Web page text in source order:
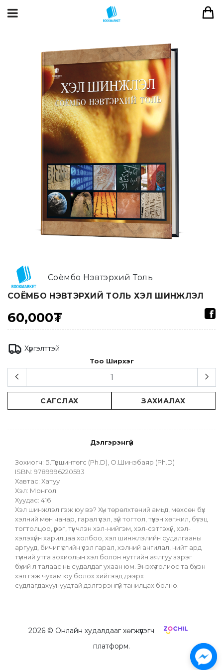
Соёмбо Нэвтэрхий Толь
СОЁМБО НЭВТЭРХИЙ ТОЛЬ ХЭЛ ШИНЖЛЭЛ
60,000₮
Хүргэлттэй
Тоо Ширхэг
САГСЛАХ ЗАХИАЛАХ
Дэлгэрэнгүй
Зохиогч: Б.Түвшинтөгс (Ph.D), О.Шинэбаяр (Ph.D)
ISBN: 9789996220593
Хавтас: Хатуу
Хэл: Монгол
Хуудас: 416
Хэл шинжлэл гэж юу вэ? Хүн төрөлхтөний амьд, мөхсөн бүх
хэлний мөн чанар, гарал үүсэл, зүй тогтол, түүхэн хөгжил, бүтэц
тогтолцоо, үүрэг, түүнчлэн хэл-нийгэм, хэл-сэтгэхүй, хэл-
хэлэхүйн харилцаа холбоо, хэл шинжлэлийн судалгааны
аргууд, бичиг үсгийн үүсэл гарал, хэлний ангилал, нийт ард
түмний утга зохиолын хэл болон нутгийн аялгуу зэрэг
бүхий л талаас нь судалдаг ухаан юм. Энэхүү толиос та бүхэн
хэл гэж чухам юу болох хийгээд дээрх
судлагдахуунуудтай дэлгэрэнгүй танилцах болно.
2026© Онлайн худалдааг хөгжүүлэгч
платформ.